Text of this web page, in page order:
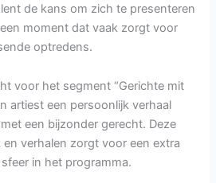
de kans om zich te presenteren
moment dat vaak zorgt voor
optredens.
voor het segment “Gerichte mit
artiest een persoonlijk verhaal
een bijzonder gerecht. Deze
verhalen zorgt voor een extra
in het programma.